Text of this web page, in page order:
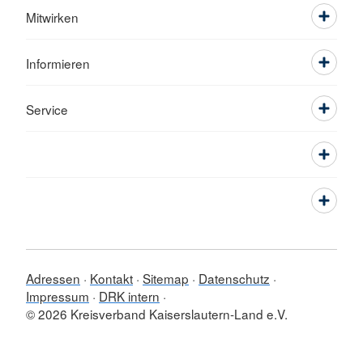
Mitwirken
Informieren
Service
Adressen Kontakt Sitemap
Datenschutz
Impressum
DRK intern
© 2026 Kreisverband Kaiserslautern-Land e.V.